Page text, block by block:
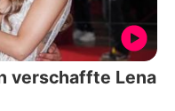
verschaffte Lena